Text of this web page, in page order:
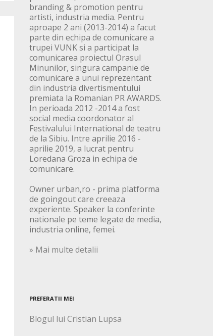
branding & promotion pentru
artisti, industria media. Pentru
aproape 2 ani (2013-2014) a facut
parte din echipa de comunicare a
trupei VUNK si a participat la
comunicarea proiectul Orasul
Minunilor, singura campanie de
comunicare a unui reprezentant
din industria divertismentului
premiata la Romanian PR AWARDS.
In perioada 2012 -2014 a fost
social media coordonator al
Festivalului International de teatru
de la Sibiu. Intre aprilie 2016 -
aprilie 2019, a lucrat pentru
Loredana Groza in echipa de
comunicare.
Owner urban,ro - prima platforma
de goingout care creeaza
experiente. Speaker la conferinte
nationale pe teme legate de media,
industria online, femei.
» Mai multe detalii
PREFERATII MEI
Blogul lui Cristian Lupsa